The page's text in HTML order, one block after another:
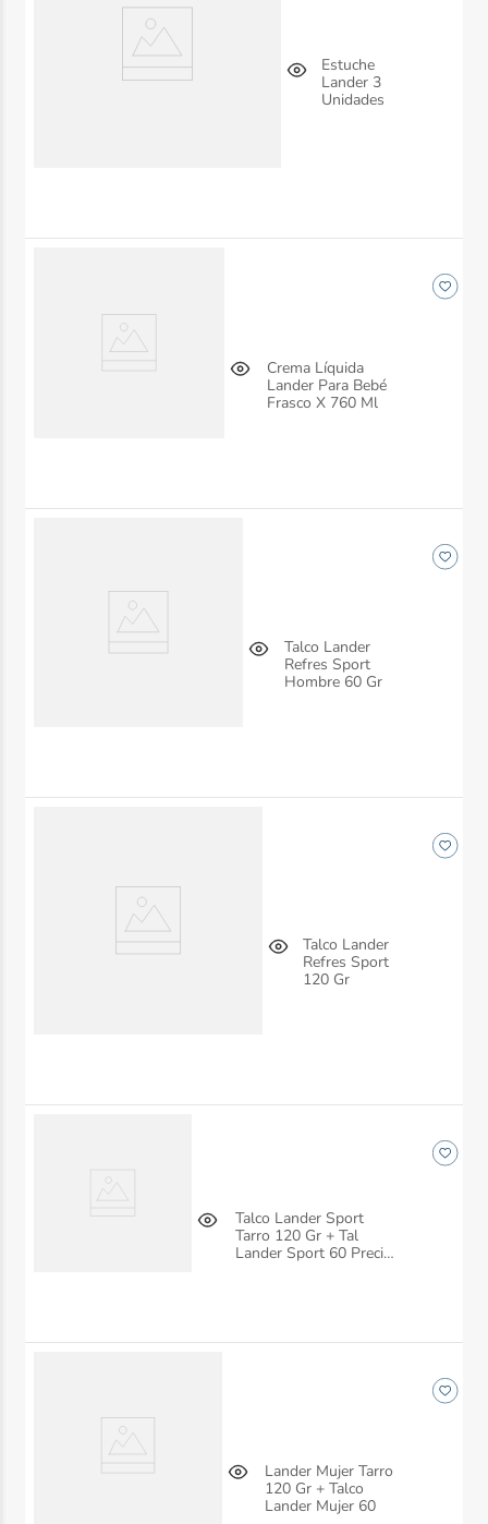
Estuche
Lander 3
Unidades
Crema Líquida
Lander Para Bebé
Frasco X 760 Ml
Talco Lander
Refres Sport
Hombre 60 Gr
Talco Lander
Refres Sport
120 Gr
Talco Lander Sport
Tarro 120 Gr + Tal
Lander Sport 60 Precio
Lander Mujer Tarro
120 Gr + Talco
Lander Mujer 60